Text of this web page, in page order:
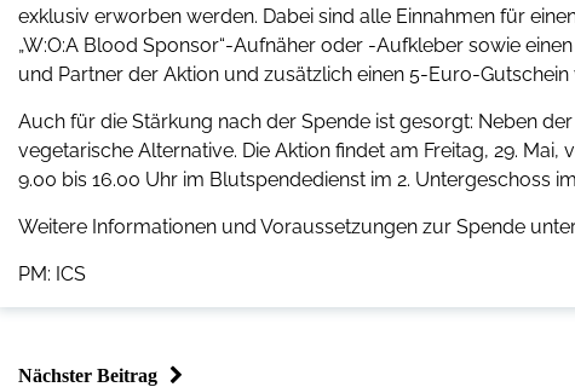
exklusiv erworben werden. Dabei sind alle Einnahmen für
„W:O:A Blood Sponsor“-Aufnäher oder -Aufkleber sowie
und Partner der Aktion und zusätzlich einen 5-Euro-Gutschein
Auch für die Stärkung nach der Spende ist gesorgt: Neben
vegetarische Alternative. Die Aktion findet am Freitag, 29.
9.00 bis 16.00 Uhr im Blutspendedienst im 2. Untergeschoss
Weitere Informationen und Voraussetzungen zur Spende
PM: ICS
Nächster Beitrag